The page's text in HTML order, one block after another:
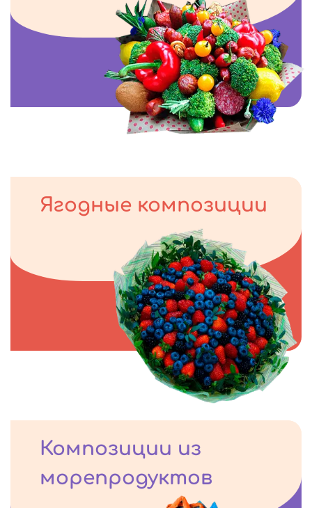
Ягодные композиции
Композиции из
морепродуктов